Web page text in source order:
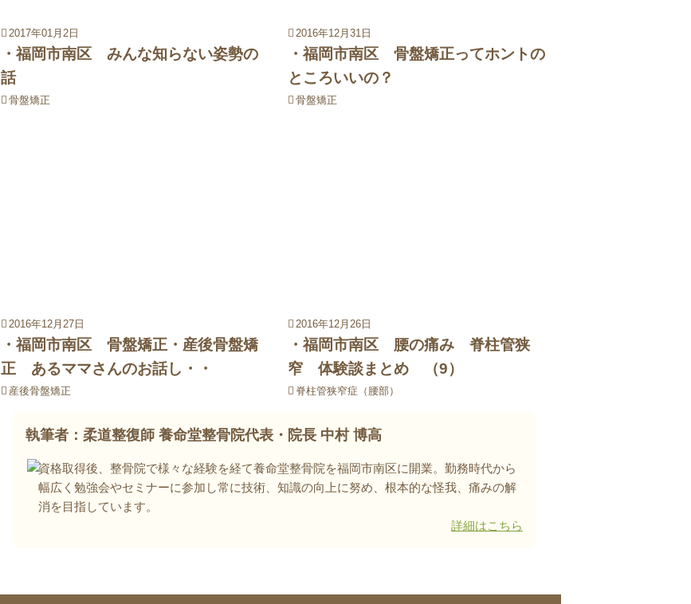
2017年01月2日
・福岡市南区 みんな知らない姿勢の
話
骨盤矯正
2016年12月31日
・福岡市南区 骨盤矯正ってホントの
ところいいの？
骨盤矯正
2016年12月27日
・福岡市南区 骨盤矯正・産後骨盤矯
正 あるママさんのお話し・・
産後骨盤矯正
2016年12月26日
・福岡市南区 腰の痛み 脊柱管狭
窄 体験談まとめ （9）
脊柱管狭窄症（腰部）
執筆者：柔道整復師 養命堂整骨院代表・院長 中村 博高
資格取得後、整骨院で様々な経験を経て養命堂整骨院を福岡市南区に開業。 勤務時代から
幅広く勉強会やセミナーに参加し常に技術、知識の向上に努め、根本的な怪我、痛みの解
消を目指しています。
詳細はこちら